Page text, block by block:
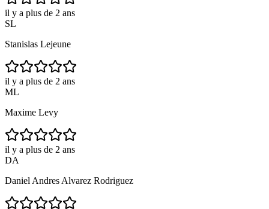
il y a plus de 2 ans
SL
Stanislas Lejeune
il y a plus de 2 ans
ML
Maxime Levy
il y a plus de 2 ans
DA
Daniel Andres Alvarez Rodriguez